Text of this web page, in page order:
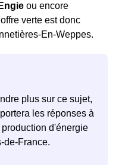
Engie ou encore
verte est donc
En-Weppes.
plus sur ce sujet,
les réponses à
d'énergie
de-France.